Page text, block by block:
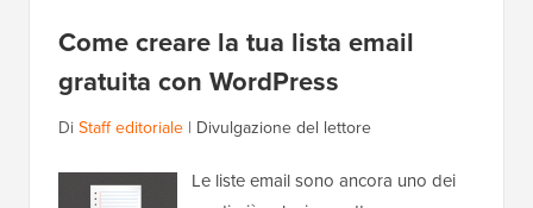
Come creare la tua lista email
gratuita con WordPress
DiStaff editoriale | Divulgazione del lettore
Le liste email sono ancora uno dei